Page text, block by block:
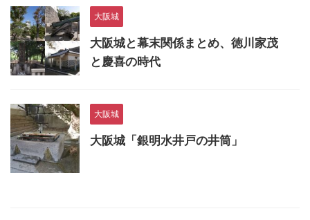
大阪城
大阪城と幕末関係まとめ、徳川家茂
と慶喜の時代
大阪城
大阪城「銀明水井戸の井筒」